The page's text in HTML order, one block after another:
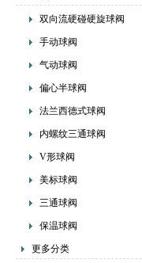
双向流硬碰硬旋球阀
手动球阀
气动球阀
偏心半球阀
法兰西德式球阀
内螺纹三通球阀
V形球阀
美标球阀
三通球阀
保温球阀
更多分类